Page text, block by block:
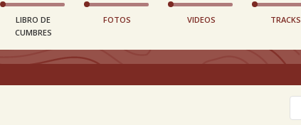
LIBRO DE
CUMBRES
FOTOS VIDEOS TRACKS